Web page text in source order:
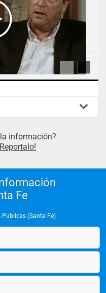
información?
Fe
Públicas (Santa Fe)